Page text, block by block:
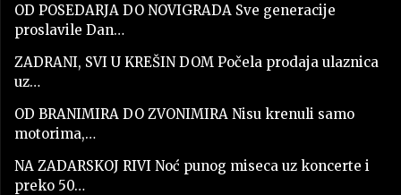
OD POSEDARJA DO NOVIGRADA Sve generacije
proslavile Dan…
ZADRANI, SVI U KREŠIN DOM Počela prodaja ulaznica
uz…
OD BRANIMIRA DO ZVONIMIRA Nisu krenuli samo
motorima,…
NA ZADARSKOJ RIVI Noć punog miseca uz koncerte i
preko 50…